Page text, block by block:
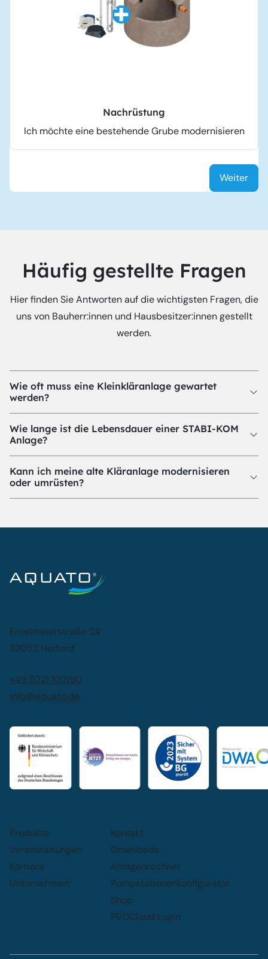
Nachrüstung
Ich möchte eine bestehende Grube modernisieren
Weiter
Häufig gestellte Fragen
Hier finden Sie Antworten auf die wichtigsten Fragen, die
uns von Bauherr:innen und Hausbesitzer:innen gestellt
werden.
Wie oft muss eine Kleinkläranlage gewartet
werden?
Wie lange ist die Lebensdauer einer STABI-KOM
Anlage?
Kann ich meine alte Kläranlage modernisieren
oder umrüsten?
Ernstmeierstraße 24
32052 Herford
+49 5221 102190
info@aquato.de
Produkte
Veranstaltungen
Karriere
Unternehmen
Kontakt
Downloads
Anlagenrechner
Pumpstationenkonfigurator
Shop
PROCloud Login